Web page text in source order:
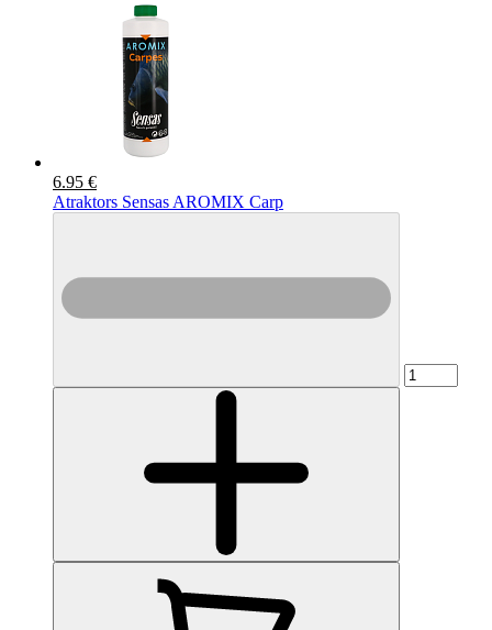
6.95 €
Atraktors Sensas AROMIX Carp